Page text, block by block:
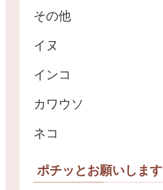
その他
イヌ
インコ
カワウソ
ネコ
ポチッとお願いします